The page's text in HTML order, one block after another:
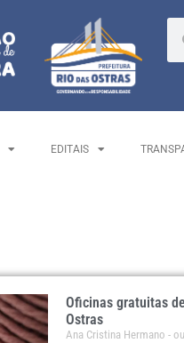
EDITAIS
Oficinas gratuitas
Ostras
Ana Cristina Hermano